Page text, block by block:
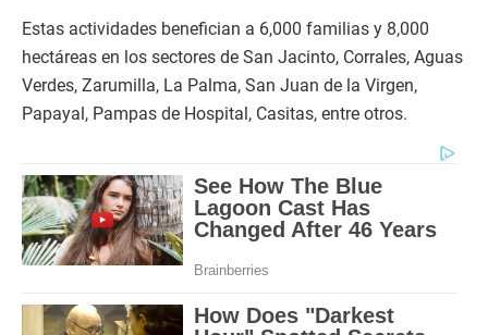
Estas actividades benefician a 6,000 familias y 8,000
hectáreas en los sectores de San Jacinto, Corrales, Aguas
Verdes, Zarumilla, La Palma, San Juan de la Virgen,
Papayal, Pampas de Hospital, Casitas, entre otros.